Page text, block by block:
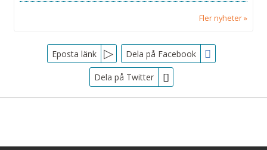
Fler nyheter
FacebookEposta länk Dela på Facebook
Dela på Twitter
Jag samtycker till dataskyddspolicyn.